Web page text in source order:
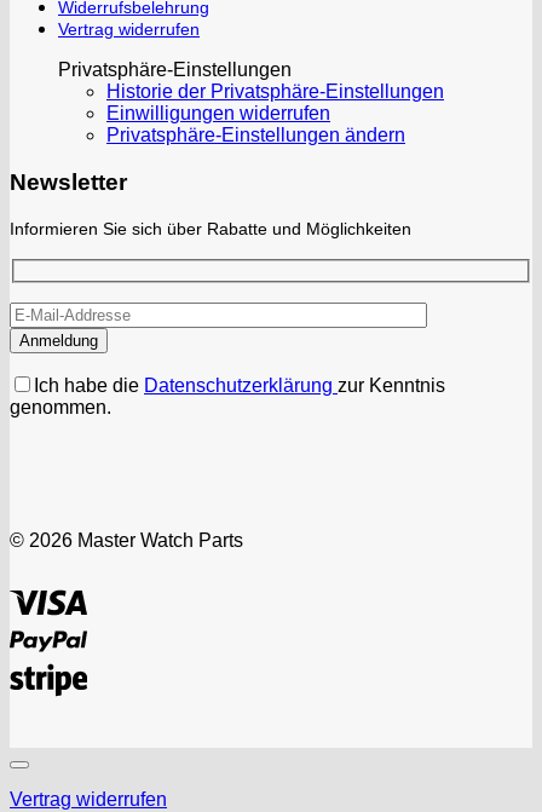
Widerrufsbelehrung
Vertrag widerrufen
Privatsphäre-Einstellungen
Historie der Privatsphäre-Einstellungen
Einwilligungen widerrufen
Privatsphäre-Einstellungen ändern
Newsletter
Informieren Sie sich über Rabatte und Möglichkeiten
Ich habe die Datenschutzerklärung zur Kenntnis
genommen.
© 2026 Master Watch Parts
PayPal
Stripe
Vertrag widerrufen